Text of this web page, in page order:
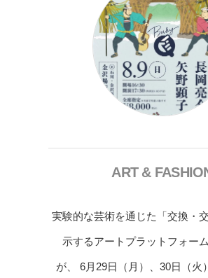
ART &
実験的な芸術を通じた「交換・
示するアートプラットフォー
が、 6月29日（月）、30日（火